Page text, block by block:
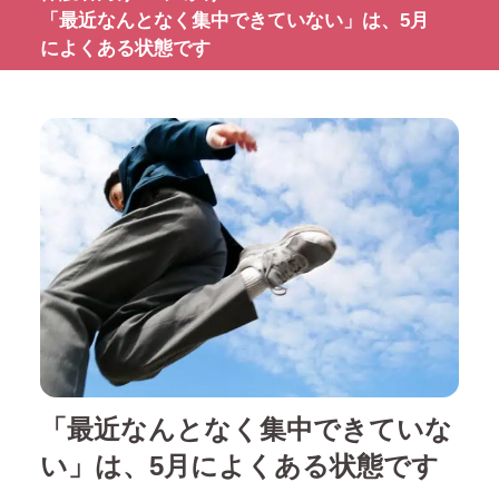
「最近なんとなく集中できていない」は、5月
によくある状態です
「最近なんとなく集中できていな
い」は、5月によくある状態です